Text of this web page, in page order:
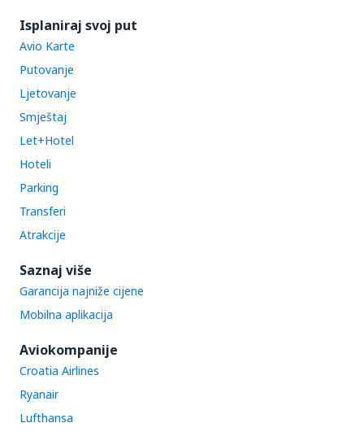
Isplaniraj svoj put
Avio Karte
Putovanje
Ljetovanje
Smještaj
Let+Hotel
Hoteli
Parking
Transferi
Atrakcije
Saznaj više
Garancija najniže cijene
Mobilna aplikacija
Aviokompanije
Croatia Airlines
Ryanair
Lufthansa